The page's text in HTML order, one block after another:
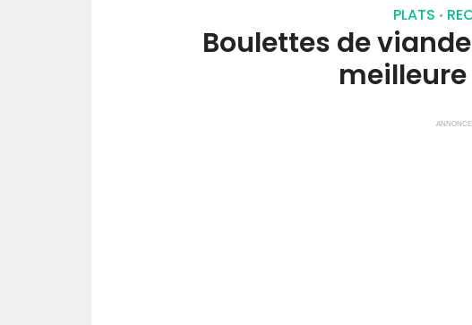
PLATS •
Boulettes de
ANNONCE